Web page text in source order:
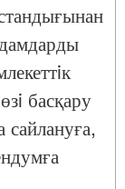
басқару